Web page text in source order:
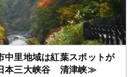
里地域は紅葉スポットが
本三大峡谷 清津峡≫